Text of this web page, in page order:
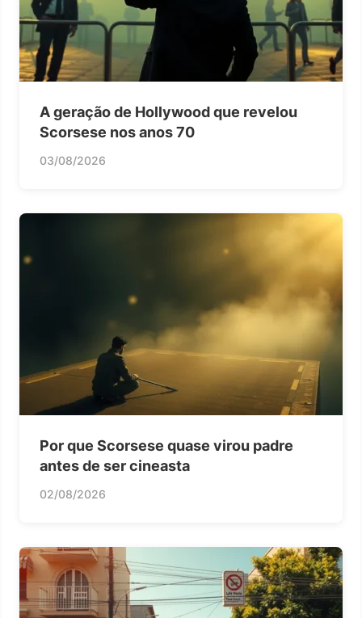
A geração de Hollywood que revelou
Scorsese nos anos 70
03/08/2026
Por que Scorsese quase virou padre
antes de ser cineasta
02/08/2026